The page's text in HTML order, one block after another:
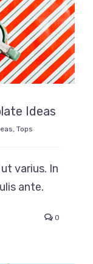
Ideas
, Tops
varius. In
ante.
0